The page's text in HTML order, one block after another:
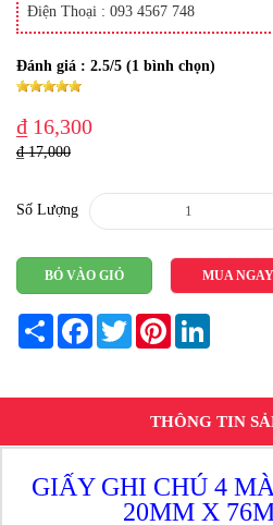
Điện Thoại : 093 4567 748
Đánh giá : 2.5/5 (1 bình chọn)
₫ 16,300
₫ 17,000
Số Lượng
BỎ VÀO GIỎ MUA NGAY
Share FacebookTwitterPinterest
THÔNG TIN
GIẤY GHI CHÚ 4
20MM X